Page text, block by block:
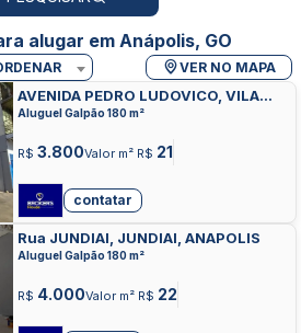
alugar em Anápolis, GO
VER NO MAPA
AVENIDA PEDRO LUDOVICO, VILA
SAO JOAQUIM, ANAPOLIS
Aluguel Galpão 180 m²
R$ 3.800Valor m² R$ 21
contatar
Rua JUNDIAI, JUNDIAI, ANAPOLIS
Aluguel Galpão 180 m²
R$ 4.000Valor m² R$ 22